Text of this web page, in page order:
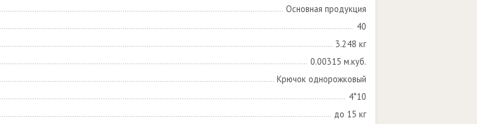
Основная продукция
40
3.248 кг
0.00315 м.куб.
Крючок однорожковый
4*10
до 15 кг